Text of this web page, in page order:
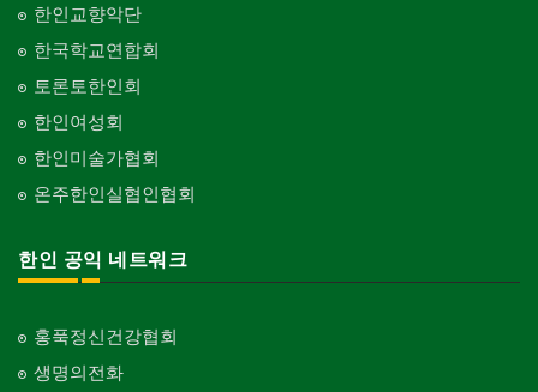
한인교향악단
한국학교연합회
토론토한인회
한인여성회
한인미술가협회
온주한인실협인협회
한인 공익 네트워크
홍푹정신건강협회
생명의전화